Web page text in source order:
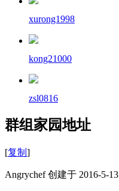
xurong1998
kong21000
zsl0816
群组家园地址
[复制 ]
Angrychef 创建于 2016-5-13